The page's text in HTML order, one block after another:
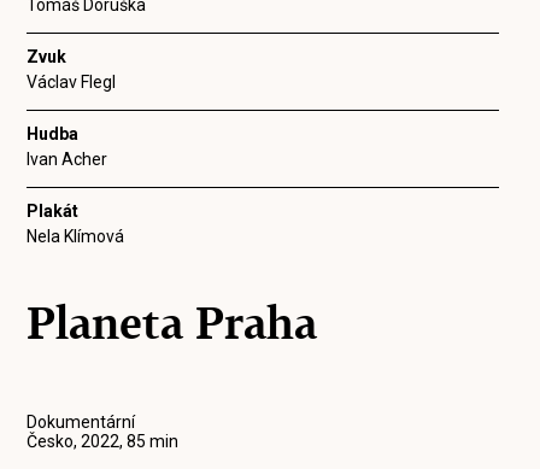
Tomáš Doruška
Zvuk
Václav Flegl
Hudba
Ivan Acher
Plakát
Nela Klímová
Planeta Praha
Dokumentární
Česko, 2022, 85 min